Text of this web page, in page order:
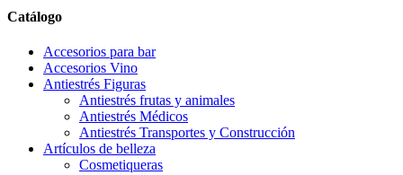
Catálogo
Accesorios para bar
Accesorios Vino
Antiestrés Figuras
Antiestrés frutas y animales
Antiestrés Médicos
Antiestrés Transportes y Construcción
Artículos de belleza
Cosmetiqueras